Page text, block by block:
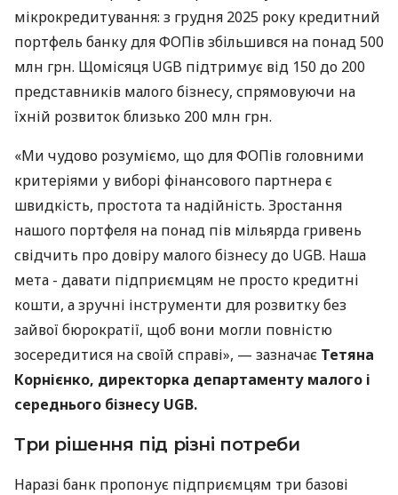
мікрокредитування: з грудня 2025 року кредитний
портфель банку для ФОПів збільшився на понад 500
млн грн. Щомісяця UGB підтримує від 150 до 200
представників малого бізнесу, спрямовуючи на
їхній розвиток близько 200 млн грн.
«Ми чудово розуміємо, що для ФОПів головними
критеріями у виборі фінансового партнера є
швидкість, простота та надійність. Зростання
нашого портфеля на понад пів мільярда гривень
свідчить про довіру малого бізнесу до UGB. Наша
мета - давати підприємцям не просто кредитні
кошти, а зручні інструменти для розвитку без
зайвої бюрократії, щоб вони могли повністю
зосередитися на своїй справі», — зазначає Тетяна
Корнієнко, директорка департаменту малого і
середнього бізнесу UGB.
Три рішення під різні потреби
Наразі банк пропонує підприємцям три базові